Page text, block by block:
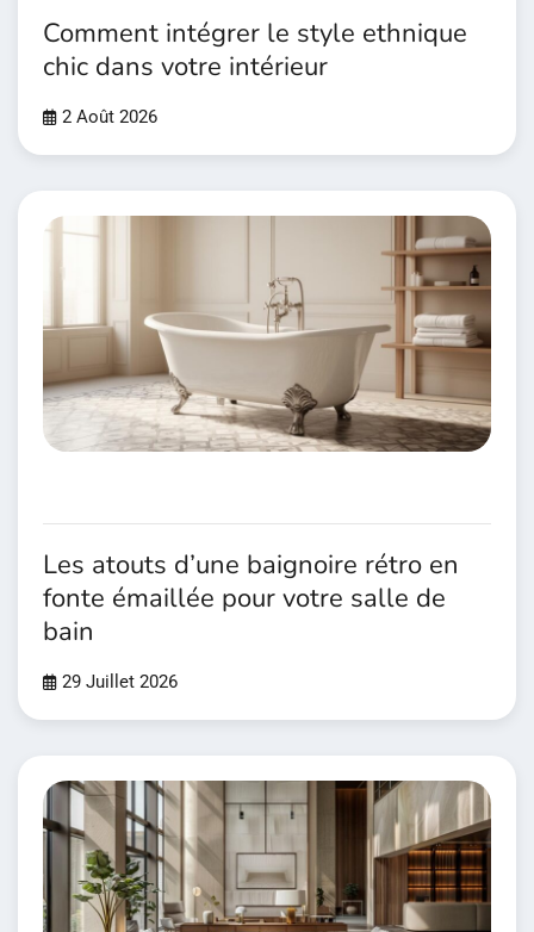
Comment intégrer le style ethnique
chic dans votre intérieur
2 Août 2026
Les atouts d’une baignoire rétro en
fonte émaillée pour votre salle de
bain
29 Juillet 2026